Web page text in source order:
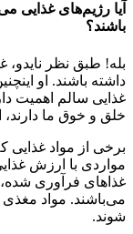
آیا رژیم‌های غذایی
باشند؟
بله! طبق نظر نایدو،
داشته باشند. او
غذایی سالم اهمیت
خلق و خوق ما دارند،
برخی از مواد غذایی
مواردی با ارزش
غذاهای فرآوری
می‌باشند. مواد مغذی
شوند.